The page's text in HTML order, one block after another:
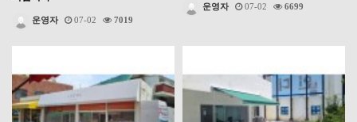
운영자 07-02 7019
운영자 07-02 6699